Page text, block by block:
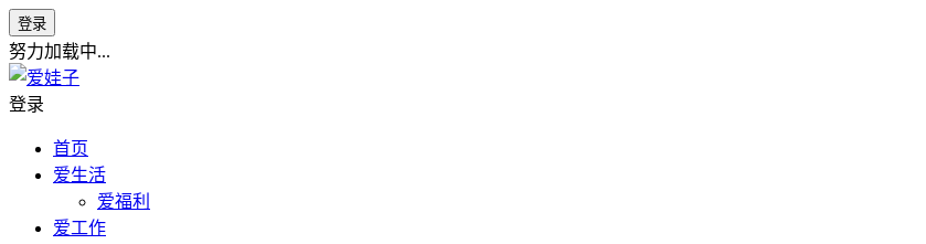
登录
努力加载中...
登录
首页
爱生活
爱福利
爱工作